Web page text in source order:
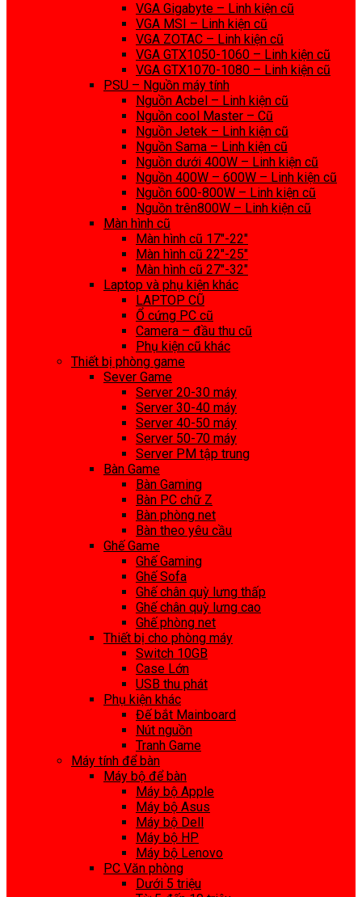
VGA Gigabyte – Linh kiện cũ
VGA MSI – Linh kiện cũ
VGA ZOTAC – Linh kiện cũ
VGA GTX1050-1060 – Linh kiện cũ
VGA GTX1070-1080 – Linh kiện cũ
PSU – Nguồn máy tính
Nguồn Acbel – Linh kiện cũ
Nguồn cool Master – Cũ
Nguồn Jetek – Linh kiện cũ
Nguồn Sama – Linh kiện cũ
Nguồn dưới 400W – Linh kiện cũ
Nguồn 400W – 600W – Linh kiện cũ
Nguồn 600-800W – Linh kiện cũ
Nguồn trên800W – Linh kiện cũ
Màn hình cũ
Màn hình cũ 17″-22″
Màn hình cũ 22″-25″
Màn hình cũ 27″-32″
Laptop và phụ kiện khác
LAPTOP CŨ
Ổ cứng PC cũ
Camera – đầu thu cũ
Phụ kiện cũ khác
Thiết bị phòng game
Sever Game
Server 20-30 máy
Server 30-40 máy
Server 40-50 máy
Server 50-70 máy
Server PM tập trung
Bàn Game
Bàn Gaming
Bàn PC chữ Z
Bàn phòng net
Bàn theo yêu cầu
Ghế Game
Ghế Gaming
Ghế Sofa
Ghế chân quỳ lưng thấp
Ghế chân quỳ lưng cao
Ghế phòng net
Thiết bị cho phòng máy
Switch 10GB
Case Lớn
USB thu phát
Phụ kiện khác
Đế bắt Mainboard
Nút nguồn
Tranh Game
Máy tính để bàn
Máy bộ để bàn
Máy bộ Apple
Máy bộ Asus
Máy bộ Dell
Máy bộ HP
Máy bộ Lenovo
PC Văn phòng
Dưới 5 triệu